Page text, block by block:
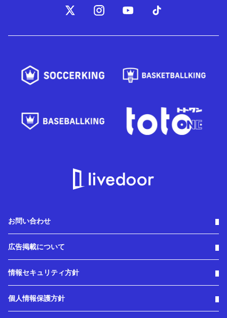
お問い合わせ
広告掲載について
情報セキュリティ方針
個人情報保護方針